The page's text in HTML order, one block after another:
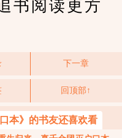
书阅读更方
下一章
回顶部↑
本》的书友还喜欢看